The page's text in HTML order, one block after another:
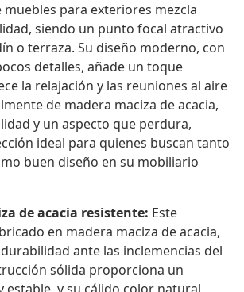
muebles para exteriores mezcla
siendo un punto focal atractivo
o terraza. Su diseño moderno, con
detalles, añade un toque
la relajación y las reuniones al aire
de madera maciza de acacia,
y un aspecto que perdura,
ideal para quienes buscan tanto
buen diseño en su mobiliario
de acacia resistente: Este
en madera maciza de acacia,
ante las inclemencias del
sólida proporciona un